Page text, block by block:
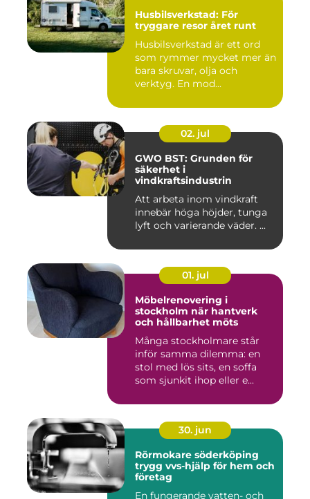
Husbilsverkstad: För
tryggare resor året runt
Husbilsverkstad är ett ord
som rymmer mycket mer än
bara skruvar, olja och
verktyg. En mod...
02. jul
GWO BST: Grunden för
säkerhet i
vindkraftsindustrin
Att arbeta inom vindkraft
innebär höga höjder, tunga
lyft och varierande väder. ...
01. jul
Möbelrenovering i
stockholm när hantverk
och hållbarhet möts
Många stockholmare står
inför samma dilemma: en
stol med lös sits, en soffa
som sjunkit ihop eller e...
30. jun
Rörmokare söderköping
trygg vvs-hjälp för hem och
företag
En fungerande vatten- och